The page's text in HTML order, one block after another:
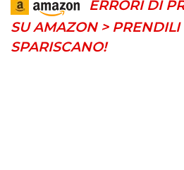
ERRORI DI
SU AMAZON >
SPARISCANO!